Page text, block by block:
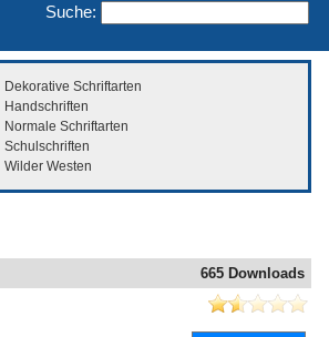
Suche:
Dekorative Schriftarten
Handschriften
Normale Schriftarten
Schulschriften
Wilder Westen
665 Downloads